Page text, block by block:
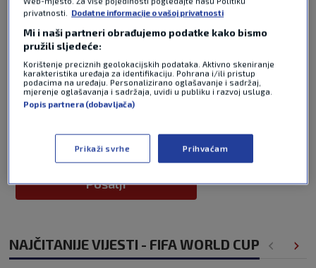
Pošalji odgovor
Pošalji
NAJČITANIJE VIJESTI - FIFA WORLD CUP
privatnosti.
Dodatne informacije o vašoj privatnosti
Mi i naši partneri obrađujemo podatke kako bismo
pružili sljedeće:
Korištenje preciznih geolokacijskih podataka. Aktivno skeniranje
karakteristika uređaja za identifikaciju. Pohrana i/ili pristup
podacima na uređaju. Personalizirano oglašavanje i sadržaj,
mjerenje oglašavanja i sadržaja, uvidi u publiku i razvoj usluga.
Popis partnera (dobavljača)
Prikaži svrhe Prihvaćam